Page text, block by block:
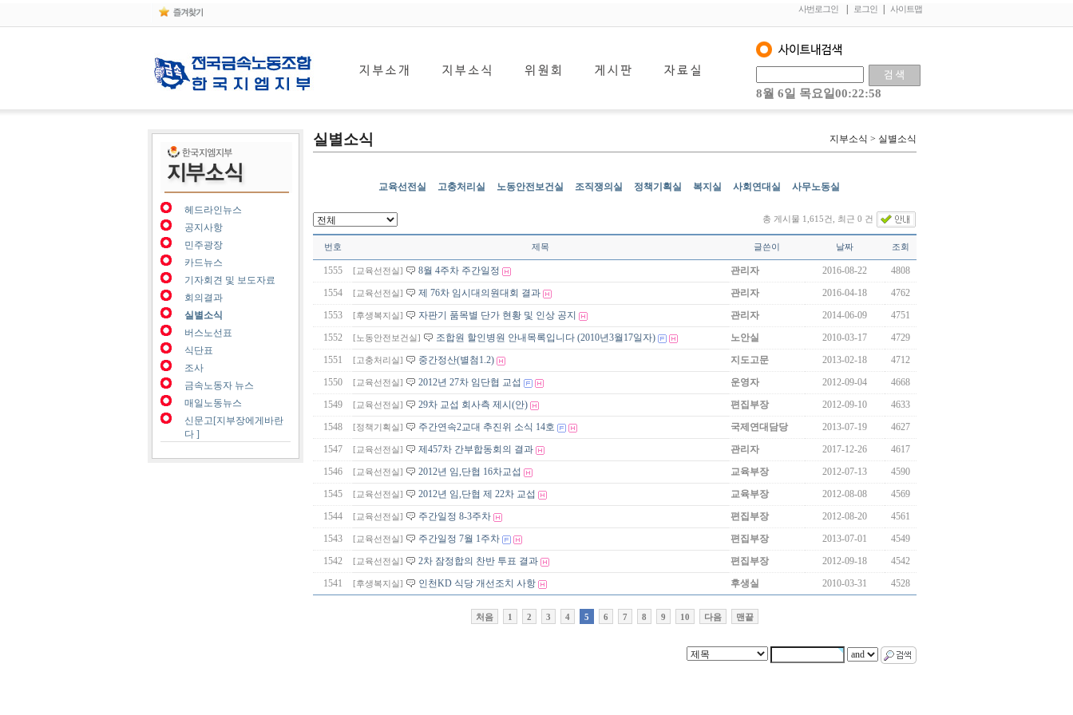
사번로그인 로그인 사이트맵
8월 6일 목요일00:22:58
헤드라인뉴스
공지사항
민주광장
카드뉴스
기자회견 및 보도자료
회의결과
실별소식
버스노선표
식단표
조사
금속노동자 뉴스
매일노동뉴스
신문고[지부장에게바란
다 ]
실별소식 지부소식 > 실별소식
교육선전실 고충처리실 노동안전보건실 조직쟁의실 정책기획실 복지실 사회연대실 사무노동실
총 게시물 1,615건, 최근 0 건
번호 제목 글쓴이 날짜 조회
1555 [교육선전실] 8월 4주차 주간일정 관리자 2016-08-22
4808
1554
[교육선전실] 제 76차 임시대의원대회 결과 관리자 2016-04-18
4762
1553
[후생복지실] 자판기 품목별 단가 현황 및 인상 공지 관리자 2014-06-09
4751
1552
[노동안전보건실] 조합원 할인병원 안내목록입니다 (2010년3월17일자) 노안실 2010-03-17
4729
1551
[고충처리실] 중간정산(별첨1.2) 지도고문 2013-02-18
4712
1550
[교육선전실] 2012년 27차 임단협 교섭 운영자 2012-09-04
4668
1549
[교육선전실] 29차 교섭 회사측 제시(안) 편집부장 2012-09-10
4633
1548
[정책기획실] 주간연속2교대 추진위 소식 14호 국제연대담당 2013-07-19
4627
1547
[교육선전실] 제457차 간부합동회의 결과 관리자 2017-12-26
4617
1546
[교육선전실] 2012년 임,단협 16차교섭 교육부장 2012-07-13
4590
1545
[교육선전실] 2012년 임,단협 제 22차 교섭 교육부장 2012-08-08
4569
1544
[교육선전실] 주간일정 8-3주차 편집부장 2012-08-20
4561
1543
[교육선전실] 주간일정 7월 1주차 편집부장 2013-07-01
4549
1542
[교육선전실] 2차 잠정합의 찬반 투표 결과 편집부장 2012-09-18
4542
1541
[후생복지실] 인천KD 식당 개선조치 사항 후생실 2010-03-31 4528
처음 1 2 3 4 5 6 7 8 9 10 다음 맨끝